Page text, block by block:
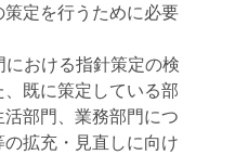
定を行うために必要
おける指針策定の検
既に策定している部
部門、業務部門につ
拡充・見直しに向け